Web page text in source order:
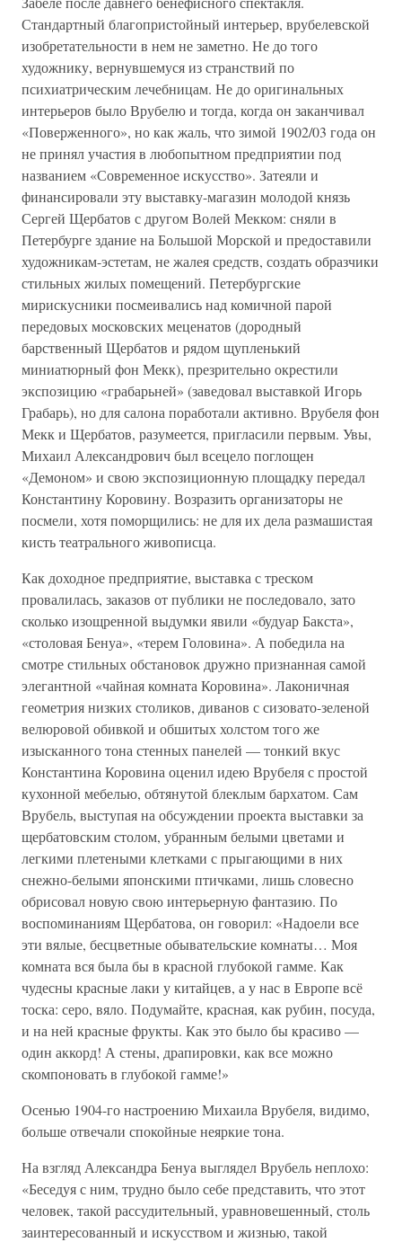
Стандартный благопристойный интерьер, врубелевской
изобретательности в нем не заметно. Не до того
художнику, вернувшемуся из странствий по
психиатрическим лечебницам. Не до оригинальных
интерьеров было Врубелю и тогда, когда он заканчивал
«Поверженного», но как жаль, что зимой 1902/03 года он
не принял участия в любопытном предприятии под
названием «Современное искусство». Затеяли и
финансировали эту выставку-магазин молодой князь
Сергей Щербатов с другом Волей Мекком: сняли в
Петербурге здание на Большой Морской и предоставили
художникам-эстетам, не жалея средств, создать образчики
стильных жилых помещений. Петербургские
мирискусники посмеивались над комичной парой
передовых московских меценатов (дородный
барственный Щербатов и рядом щупленький
миниатюрный фон Мекк), презрительно окрестили
экспозицию «грабарьней» (заведовал выставкой Игорь
Грабарь), но для салона поработали активно. Врубеля фон
Мекк и Щербатов, разумеется, пригласили первым. Увы,
Михаил Александрович был всецело поглощен
«Демоном» и свою экспозиционную площадку передал
Константину Коровину. Возразить организаторы не
посмели, хотя поморщились: не для их дела размашистая
кисть театрального живописца.
Как доходное предприятие, выставка с треском
провалилась, заказов от публики не последовало, зато
сколько изощренной выдумки явили «будуар Бакста»,
«столовая Бенуа», «терем Головина». А победила на
смотре стильных обстановок дружно признанная самой
элегантной «чайная комната Коровина». Лаконичная
геометрия низких столиков, диванов с сизовато-зеленой
велюровой обивкой и обшитых холстом того же
изысканного тона стенных панелей — тонкий вкус
Константина Коровина оценил идею Врубеля с простой
кухонной мебелью, обтянутой блеклым бархатом. Сам
Врубель, выступая на обсуждении проекта выставки за
щербатовским столом, убранным белыми цветами и
легкими плетеными клетками с прыгающими в них
снежно-белыми японскими птичками, лишь словесно
обрисовал новую свою интерьерную фантазию. По
воспоминаниям Щербатова, он говорил: «Надоели все
эти вялые, бесцветные обывательские комнаты… Моя
комната вся была бы в красной глубокой гамме. Как
чудесны красные лаки у китайцев, а у нас в Европе всё
тоска: серо, вяло. Подумайте, красная, как рубин, посуда,
и на ней красные фрукты. Как это было бы красиво —
один аккорд! А стены, драпировки, как все можно
скомпоновать в глубокой гамме!»
Осенью 1904-го настроению Михаила Врубеля, видимо,
больше отвечали спокойные неяркие тона.
На взгляд Александра Бенуа выглядел Врубель неплохо:
«Беседуя с ним, трудно было себе представить, что этот
человек, такой рассудительный, уравновешенный, столь
заинтересованный и искусством и жизнью, такой